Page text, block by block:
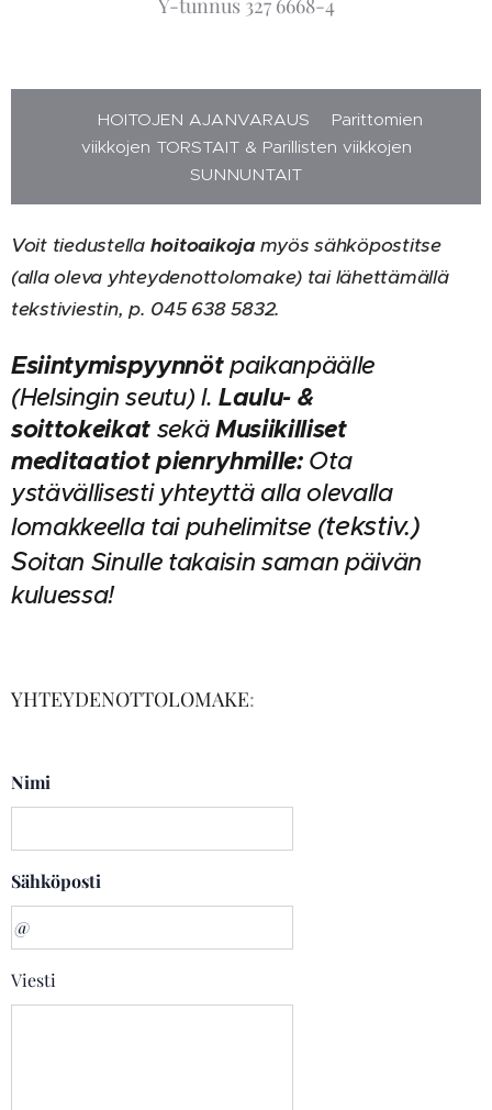
Y-tunnus 327 6668-4
🪷 HOITOJEN AJANVARAUS Parittomien
viikkojen TORSTAIT & Parillisten viikkojen
SUNNUNTAIT
Voit tiedustella hoitoaikojamyös sähköpostitse
(alla oleva yhteydenottolomake) tai lähettämällä
tekstiviestin, p. 045 638 5832.
Esiintymispyynnötpaikanpäälle
(Helsingin seutu) l.Laulu- &
soittokeikat sekäMusiikilliset
meditaatiot pienryhmille:Ota
ystävällisesti yhteyttä alla olevalla
lomakkeella tai puhelimitse (tekstiv.)
Soitan Sinulle takaisin saman päivän
kuluessa!
YHTEYDENOTTOLOMAKE:
Nimi
Sähköposti
Viesti